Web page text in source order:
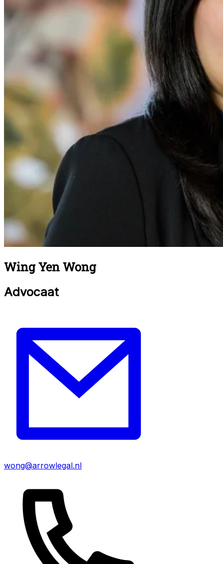
Wing Yen Wong
Advocaat
wong@arrowlegal.nl